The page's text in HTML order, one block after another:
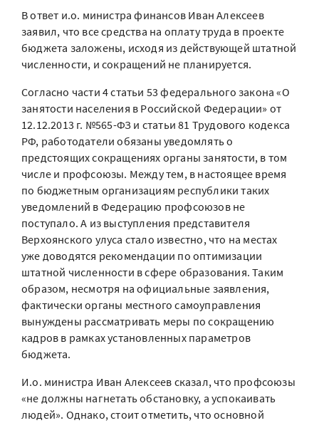
В ответ и.о. министра финансов Иван Алексеев
заявил, что все средства на оплату труда в проекте
бюджета заложены, исходя из действующей штатной
численности, и сокращений не планируется.
Согласно части 4 статьи 53 федерального закона «О
занятости населения в Российской Федерации» от
12.12.2013 г. №565-ФЗ и статьи 81 Трудового кодекса
РФ, работодатели обязаны уведомлять о
предстоящих сокращениях органы занятости, в том
числе и профсоюзы. Между тем, в настоящее время
по бюджетным организациям республики таких
уведомлений в Федерацию профсоюзов не
поступало. А из выступления представителя
Верхоянского улуса стало известно, что на местах
уже доводятся рекомендации по оптимизации
штатной численности в сфере образования. Таким
образом, несмотря на официальные заявления,
фактически органы местного самоуправления
вынуждены рассматривать меры по сокращению
кадров в рамках установленных параметров
бюджета.
И.о. министра Иван Алексеев сказал, что профсоюзы
«не должны нагнетать обстановку, а успокаивать
людей». Однако, стоит отметить, что основной